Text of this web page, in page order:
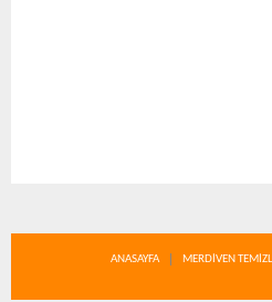
ANASAYFA MERDİVEN